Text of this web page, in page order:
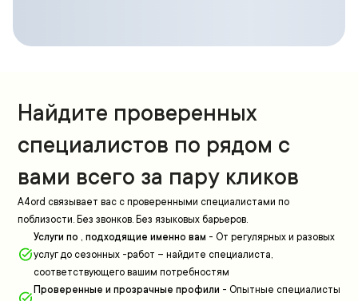
Найдите проверенных
специалистов по рядом с
вами всего за пару кликов
A4ord связывает вас с проверенными специалистами по
поблизости. Без звонков. Без языковых барьеров.
Услуги по , подходящие именно вам - От регулярных и разовых
услуг до сезонных -работ – найдите специалиста,
соответствующего вашим потребностям
Проверенные и прозрачные профили - Опытные специалисты